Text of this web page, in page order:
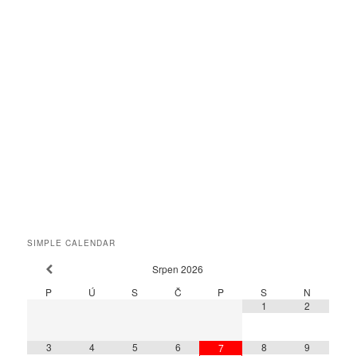
SIMPLE CALENDAR
Srpen 2026
P
Ú S Č P S
N
1
2
3 4 5 6 7 8 9